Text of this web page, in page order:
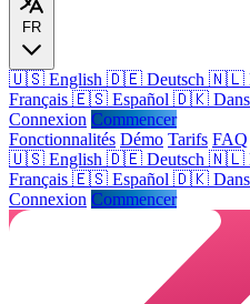
FR
🇺🇸 English 🇩🇪 Deutsch 🇳🇱
Français 🇪🇸 Español 🇩🇰
Connexion Commencer
Fonctionnalités Démo Tarifs FAQ
🇺🇸 English 🇩🇪 Deutsch 🇳🇱
Français 🇪🇸 Español 🇩🇰
Connexion Commencer